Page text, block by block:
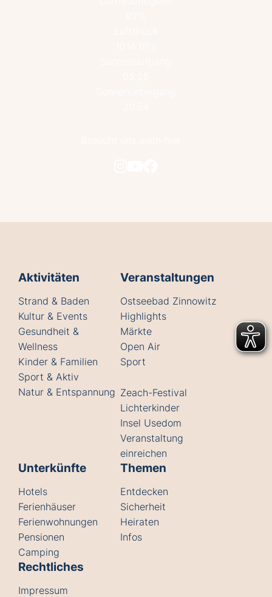
Aktivitäten
Strand & Baden
Kultur & Events
Gesundheit &
Wellness
Kinder & Familien
Sport & Aktiv
Natur & Entspannung
Veranstaltungen
Ostseebad Zinnowitz
Highlights
Märkte
Open Air
Sport
Zeach-Festival
Lichterkinder
Insel Usedom
Veranstaltung
einreichen
Unterkünfte
Hotels
Ferienhäuser
Ferienwohnungen
Pensionen
Camping
Themen
Entdecken
Sicherheit
Heiraten
Infos
Rechtliches
Impressum